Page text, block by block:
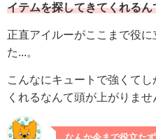
イテムを探してきてくれるん
正直アイルーがここまで役
た...。
こんなにキュートで強くて
くれるなんて頭が上がりませ